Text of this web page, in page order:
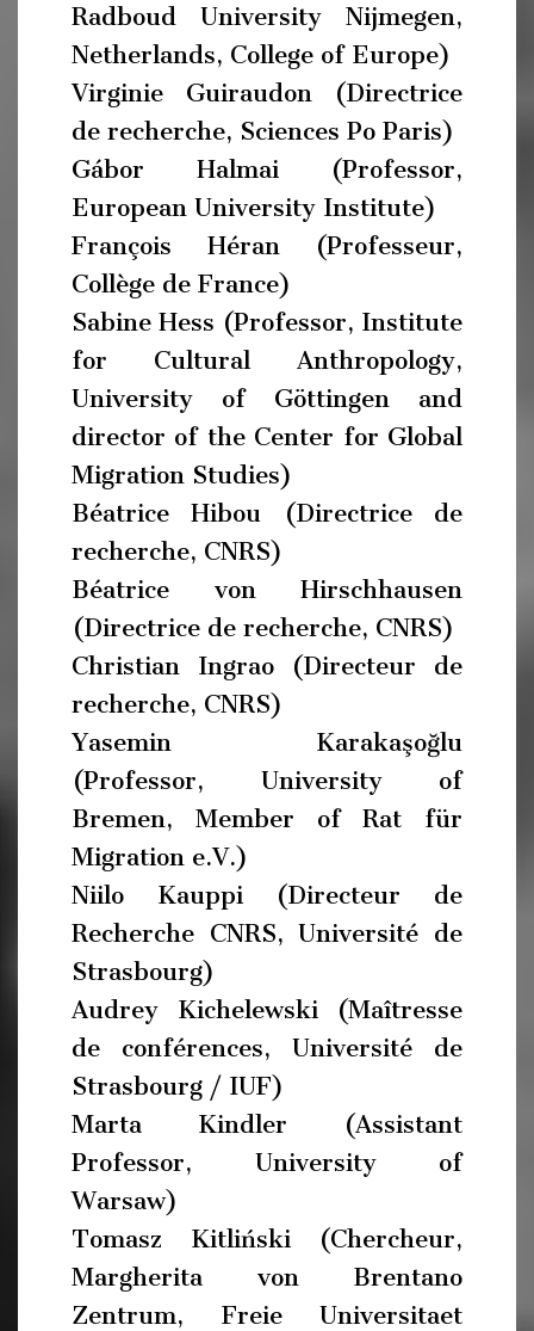
Radboud University Nijmegen,
Netherlands, College of Europe)
Virginie Guiraudon (Directrice
de recherche, Sciences Po Paris)
Gábor Halmai (Professor,
European University Institute)
François Héran (Professeur,
Collège de France)
Sabine Hess (Professor, Institute
for Cultural Anthropology,
University of Göttingen and
director of the Center for Global
Migration Studies)
Béatrice Hibou (Directrice de
recherche, CNRS)
Béatrice von Hirschhausen
(Directrice de recherche, CNRS)
Christian Ingrao (Directeur de
recherche, CNRS)
Yasemin Karakaşoğlu
(Professor, University of
Bremen, Member of Rat für
Migration e.V.)
Niilo Kauppi (Directeur de
Recherche CNRS, Université de
Strasbourg)
Audrey Kichelewski (Maîtresse
de conférences, Université de
Strasbourg / IUF)
Marta Kindler (Assistant
Professor, University of
Warsaw)
Tomasz Kitliński (Chercheur,
Margherita von Brentano
Zentrum, Freie Universitaet